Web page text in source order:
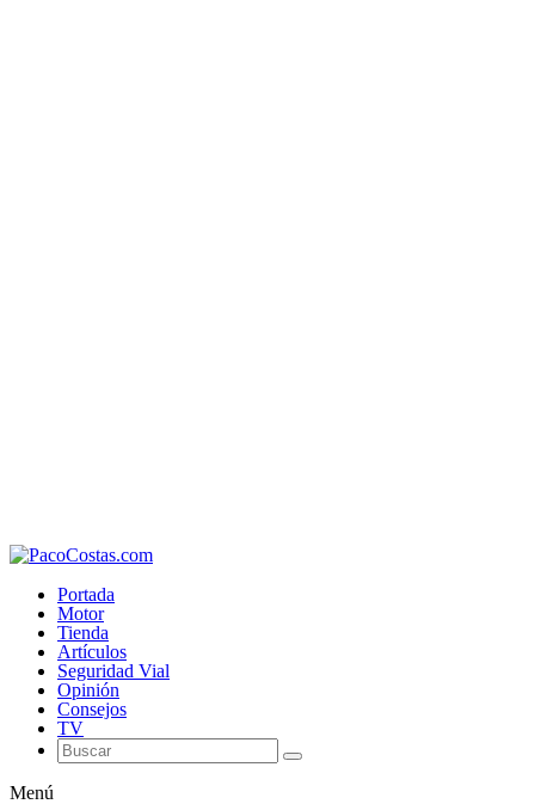
Portada
Motor
Tienda
Artículos
Seguridad Vial
Opinión
Consejos
TV
Menú